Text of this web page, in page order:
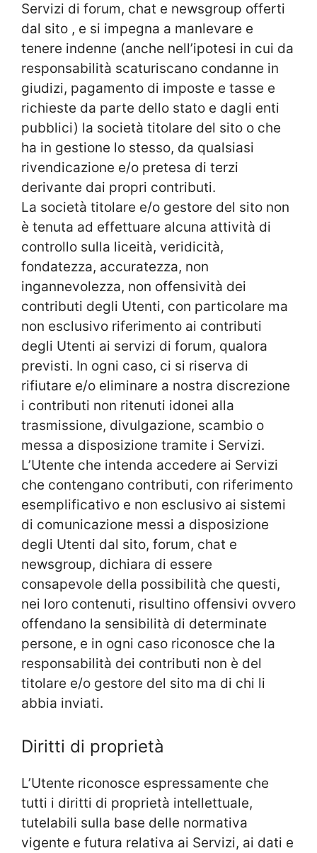
Servizi di forum, chat e newsgroup offerti
dal sito , e si impegna a manlevare e
tenere indenne (anche nell’ipotesi in cui da
responsabilità scaturiscano condanne in
giudizi, pagamento di imposte e tasse e
richieste da parte dello stato e dagli enti
pubblici) la società titolare del sito o che
ha in gestione lo stesso, da qualsiasi
rivendicazione e/o pretesa di terzi
derivante dai propri contributi.
La società titolare e/o gestore del sito non
è tenuta ad effettuare alcuna attività di
controllo sulla liceità, veridicità,
fondatezza, accuratezza, non
ingannevolezza, non offensività dei
contributi degli Utenti, con particolare ma
non esclusivo riferimento ai contributi
degli Utenti ai servizi di forum, qualora
previsti. In ogni caso, ci si riserva di
rifiutare e/o eliminare a nostra discrezione
i contributi non ritenuti idonei alla
trasmissione, divulgazione, scambio o
messa a disposizione tramite i Servizi.
L’Utente che intenda accedere ai Servizi
che contengano contributi, con riferimento
esemplificativo e non esclusivo ai sistemi
di comunicazione messi a disposizione
degli Utenti dal sito, forum, chat e
newsgroup, dichiara di essere
consapevole della possibilità che questi,
nei loro contenuti, risultino offensivi ovvero
offendano la sensibilità di determinate
persone, e in ogni caso riconosce che la
responsabilità dei contributi non è del
titolare e/o gestore del sito ma di chi li
abbia inviati.
Diritti di proprietà
L’Utente riconosce espressamente che
tutti i diritti di proprietà intellettuale,
tutelabili sulla base delle normativa
vigente e futura relativa ai Servizi, ai dati e